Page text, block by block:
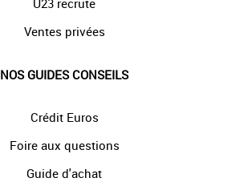
U23 recrute
Ventes privées
NOS GUIDES CONSEILS
Crédit Euros
Foire aux questions
Guide d'achat